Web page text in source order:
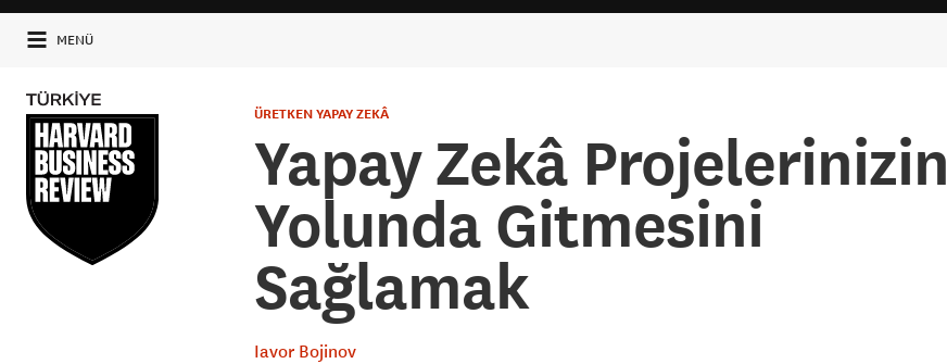
MENÜ
ÜRETKEN YAPAY ZEKÂ
Yapay Zekâ Projelerinizin
Yolunda Gitmesini
Sağlamak
Iavor Bojinov